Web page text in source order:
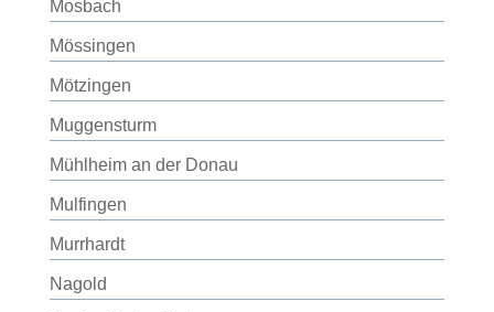
Mosbach
Mössingen
Mötzingen
Muggensturm
Mühlheim an der Donau
Mulfingen
Murrhardt
Nagold